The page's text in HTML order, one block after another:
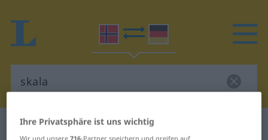
Norwegisch-Deutsch Wörterbuch
Ihre Privatsphäre ist uns wichtig
Wir und unsere716-Partner speichern und greifen auf